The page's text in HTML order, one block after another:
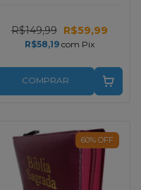
R$149,99 R$59,99
R$58,19 com Pix
COMPRAR
60% OFF